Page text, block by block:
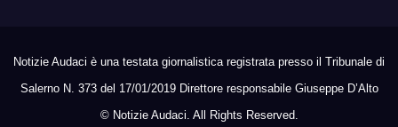
Notizie Audaci è una testata giornalistica registrata presso il Tribunale di
Salerno N. 373 del 17/01/2019 Direttore responsabile Giuseppe D’Alto
© Notizie Audaci. All Rights Reserved.